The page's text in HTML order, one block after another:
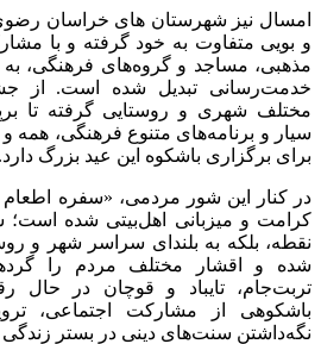
امسال نیز شهرستان های خراسان رضوی
و بویی متفاوت به خود گرفته و با
مذهبی، مساجد و گروه‌های فرهنگی،
خدمت‌رسانی تبدیل شده است. از
مختلف شهری و روستایی گرفته تا
سیار و برنامه‌های متنوع فرهنگی،
برای برگزاری باشکوه این عید بزرگ دارد.
در کنار این شور مردمی، «سفره اطعام
کرامت و میزبانی اهل‌بیتی شده
نقطه، بلکه به بلندای سراسر شهر و
شده و اقشار مختلف مردم را
تربت‌جام، تایباد و قوچان در حال
باشکوهی از مشارکت اجتماعی،
نگه‌داشتن سنت‌های دینی در بستر